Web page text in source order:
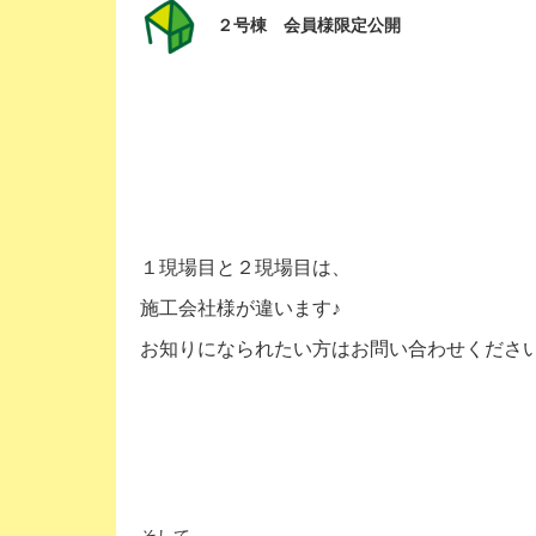
２号棟 会員様限定公開
１現場目と２現場目は、
施工会社様が違います♪
お知りになられたい方はお問い合わせくださ